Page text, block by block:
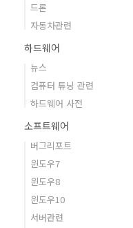
드론
자동차관련
하드웨어
뉴스
컴퓨터 튜닝 관련
하드웨어 사전
소프트웨어
버그리포트
윈도우7
윈도우8
윈도우10
서버관련